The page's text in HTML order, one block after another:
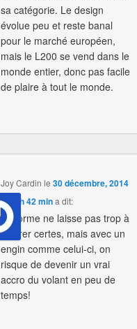
sa catégorie. Le design
évolue peu et reste banal
pour le marché européen,
mais le L200 se vend dans le
monde entier, donc pas facile
de plaire à tout le monde.
Joy Cardin le30 décembre, 2014
à 13 h 42 mina dit:
La forme ne laisse pas trop à
désirer certes, mais avec un
engin comme celui-ci, on
risque de devenir un vrai
accro du volant en peu de
temps!